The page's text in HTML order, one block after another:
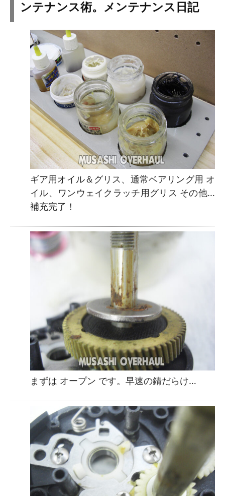
ンテナンス術。メンテナンス日記
ギア用オイル＆グリス、通常ベアリング用 オ
イル、ワンウェイクラッチ用グリス その他…
補充完了！
まずは オープン です。早速の錆だらけ…